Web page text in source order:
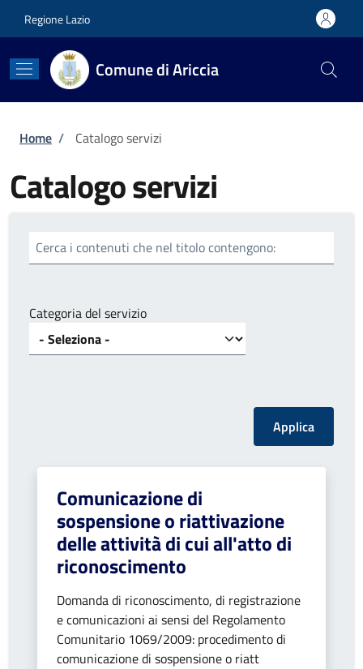
Regione Lazio
Comune di Ariccia
Briciole di pane
Home / Catalogo servizi
Catalogo servizi
Cerca i contenuti che nel titolo contengono:
Categoria del servizio
Comunicazione di
sospensione o riattivazione
delle attività di cui all'atto di
riconoscimento
Domanda di riconoscimento, di registrazione
e comunicazioni ai sensi del Regolamento
Comunitario 1069/2009: procedimento di
comunicazione di sospensione o riatt